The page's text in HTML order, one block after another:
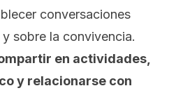
conversaciones
sobre la convivencia.
en actividades,
y relacionarse con